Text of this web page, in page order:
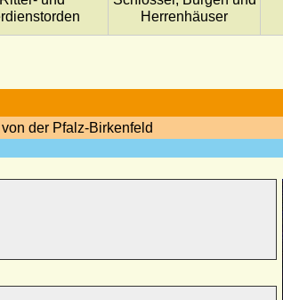
Herrenhäuser
der Pfalz-Birkenfeld